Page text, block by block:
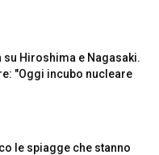
su Hiroshima e Nagasaki.
"Oggi incubo nucleare
le spiagge che stanno